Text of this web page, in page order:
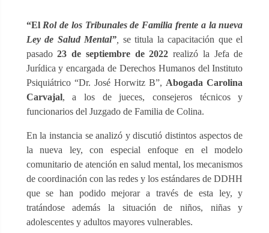
“El Rol de los Tribunales de Familia frente a la nueva
Ley de Salud Mental”
se titula la capacitación que el
pasado23 de septiembre de 2022 realizó la Jefa de
Jurídica y encargada de Derechos Humanos del Instituto
Psiquiátrico “Dr. José Horwitz B”, Abogada Carolina
Carvajal, a los de jueces, consejeros técnicos y
funcionarios del Juzgado de Familia de Colina.
En la instancia se analizó y discutió distintos aspectos de
la nueva ley, con especial enfoque en el modelo
comunitario de atención en salud mental, los mecanismos
de coordinación con las redes y los estándares de DDHH
que se han podido mejorar a través de esta ley, y
tratándose además la situación de niños, niñas y
adolescentes y adultos mayores vulnerables.